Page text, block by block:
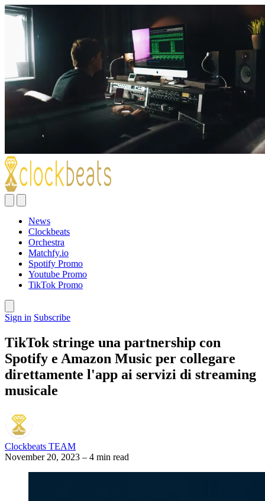
News
Clockbeats
Orchestra
Matchfy.io
Spotify Promo
Youtube Promo
TikTok Promo
Sign in Subscribe
TikTok stringe una partnership con
Spotify e Amazon Music per collegare
direttamente l'app ai servizi di streaming
musicale
Clockbeats TEAM
November 20, 2023 – 4 min read